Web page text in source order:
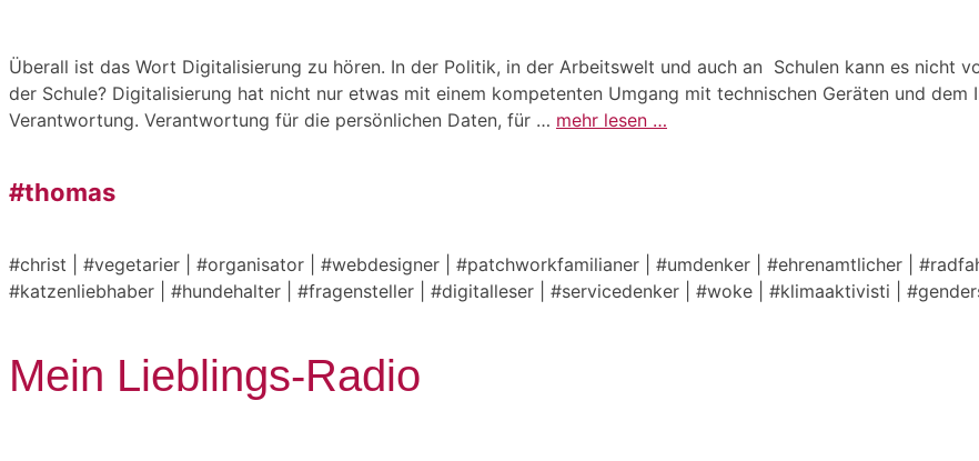
Überall ist das Wort Digitalisierung zu hören. In der Politik, in der Arbeitswelt und auch an Schulen kann es nicht
der Schule? Digitalisierung hat nicht nur etwas mit einem kompetenten Umgang mit technischen Geräten und
Verantwortung. Verantwortung für die persönlichen Daten, für … mehr lesen …
#thomas
#christ | #vegetarier | #organisator | #webdesigner | #patchworkfamilianer | #umdenker | #ehrenamtlicher |
#katzenliebhaber | #hundehalter | #fragensteller | #digitalleser | #servicedenker | #woke | #klimaaktivisti |
Mein Lieblings-Radio